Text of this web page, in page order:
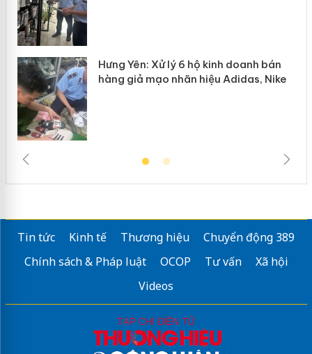
Hưng Yên: Xử lý 6 hộ kinh doanh bán
hàng giả mạo nhãn hiệu Adidas, Nike
Tin tức Kinh tế Thương hiệu
Chuyển động 389
Chính sách & Pháp luật
OCOP Tư vấn
Xã hội
Videos